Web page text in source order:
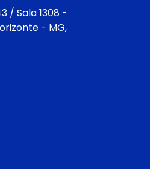
/ Sala 1308 -
- MG,